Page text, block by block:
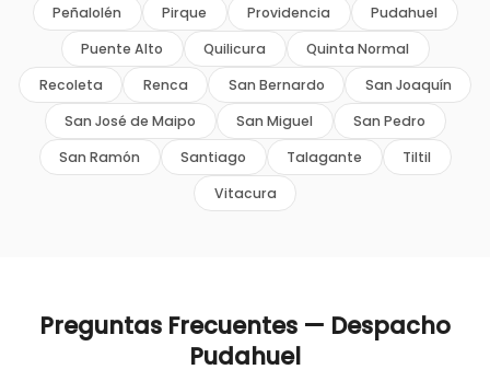
Peñalolén Pirque Providencia
Pudahuel
Puente Alto
Quilicura
Quinta Normal
Recoleta
Renca San Bernardo
San Joaquín
San José de Maipo
San Miguel
San Pedro
San Ramón
Santiago Talagante
Tiltil
Vitacura
Preguntas Frecuentes — Despacho
Pudahuel